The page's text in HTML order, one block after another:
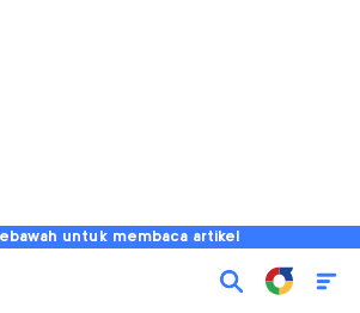
untuk membaca artikel